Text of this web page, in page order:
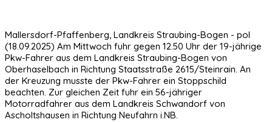
Mallersdorf-Pfaffenberg, Landkreis Straubing-Bogen - pol
(18.09.2025) Am Mittwoch fuhr gegen 12.50 Uhr der 19-jährige
Pkw-Fahrer aus dem Landkreis Straubing-Bogen von
Oberhaselbach in Richtung Staatsstraße 2615/Steinrain. An
der Kreuzung musste der Pkw-Fahrer ein Stoppschild
beachten. Zur gleichen Zeit fuhr ein 56-jähriger
Motorradfahrer aus dem Landkreis Schwandorf von
Ascholtshausen in Richtung Neufahrn i.NB.